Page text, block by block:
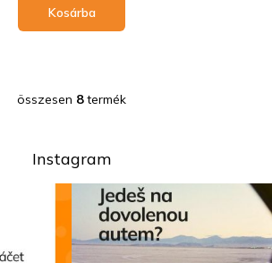
Kosárba
L
t
a
n
összesen 8termék
Instagram